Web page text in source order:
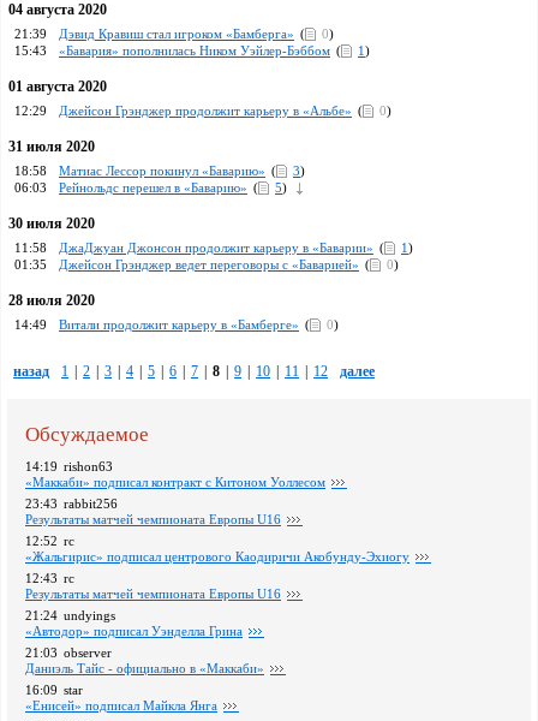
04 августа 2020
21:39 Дэвид Кравиш стал игроком «Бамберга» ( 0)
15:43
«Бавария» пополнилась Ником Уэйлер-Бэббом ( 1)
01 августа 2020
12:29 Джейсон Грэнджер продолжит карьеру в «Альбе» ( 0)
31 июля 2020
18:58 Матиас Лессор покинул «Баварию» ( 3)
06:03
Рейнольдс перешел в «Баварию» ( 5)
30 июля 2020
11:58 ДжаДжуан Джонсон продолжит карьеру в «Баварии» ( 1)
01:35
Джейсон Грэнджер ведет переговоры с «Баварией» ( 0)
28 июля 2020
14:49 Витали продолжит карьеру в «Бамберге» ( 0)
назад 1 2 3 4 5 6 7 8 9 10 11 12 далее
Обсуждаемое
14:19 rishon63
«Маккаби» подписал контракт с Китоном Уоллесом
23:43 rabbit256
Pезультаты матчей чемпионата Европы U16
12:52 rc
«Жальгирис» подписал центрового Каодиричи Акобунду-Эхиогу
12:43 rc
Pезультаты матчей чемпионата Европы U16
21:24 undyings
«Автодор» подписал Уэнделла Грина
21:03 observer
Даниэль Тайс - официально в «Маккаби»
16:09 star
«Енисей» подписал Майкла Янга